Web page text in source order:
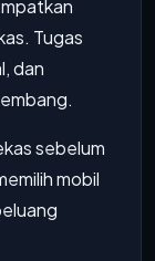
Tugas
dan
sebelum
mobil